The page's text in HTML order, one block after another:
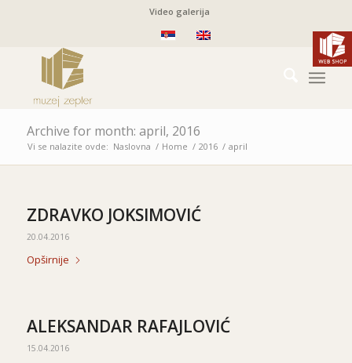
Video galerija
Archive for month: april, 2016
Vi se nalazite ovde: Naslovna / Home / 2016 / april
ZDRAVKO JOKSIMOVIĆ
20.04.2016
Opširnije
ALEKSANDAR RAFAJLOVIĆ
15.04.2016